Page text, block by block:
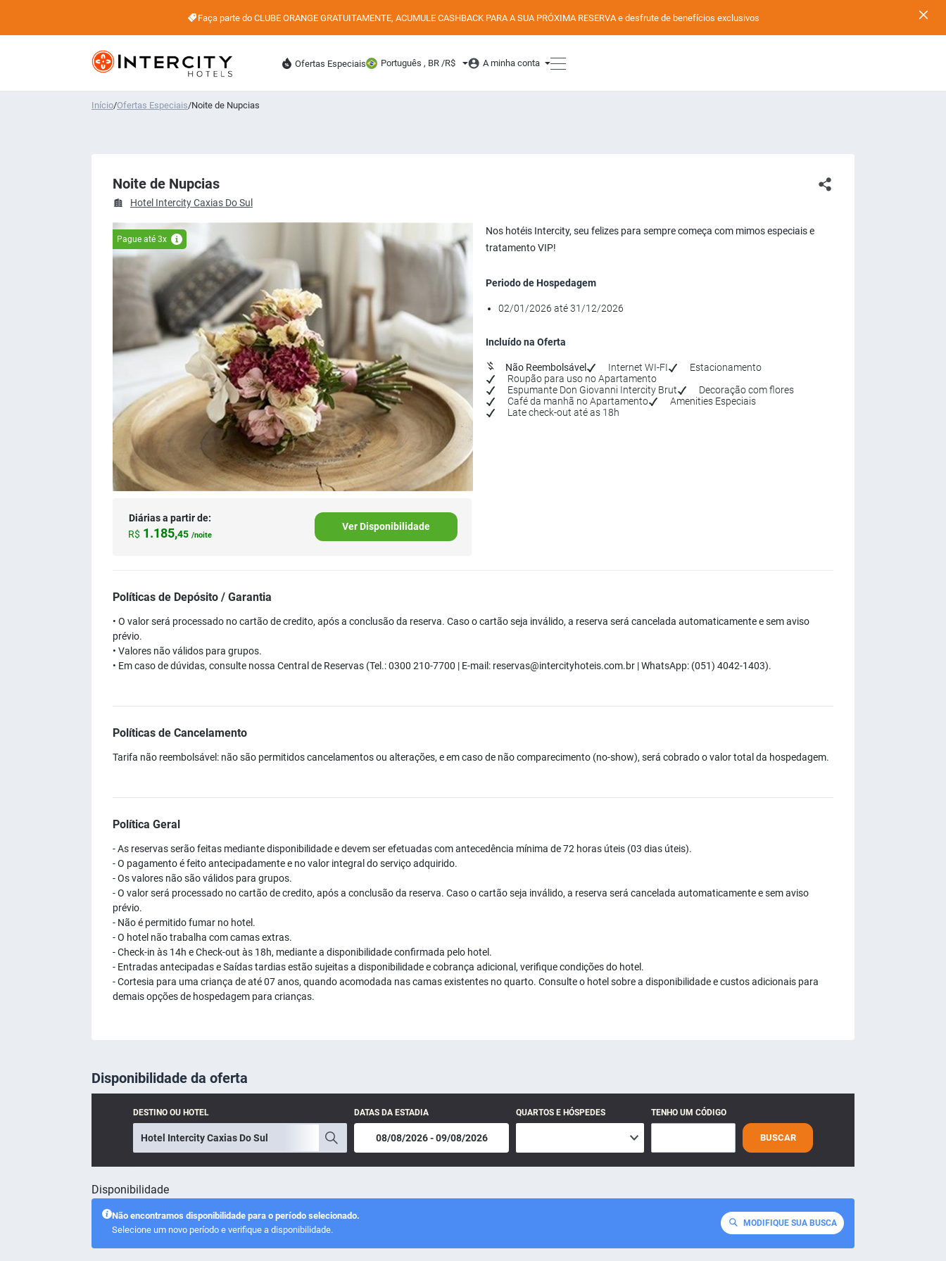
Faça parte do CLUBE ORANGE GRATUITAMENTE, ACUMULE CASHBACK PARA A SUA PRÓXIMA RESERVA e desfrute de benefícios exclusivos
Ofertas Especiais Português , BR /R$ A minha conta
Início/Ofertas Especiais/Noite de Nupcias
Noite de Nupcias
Hotel Intercity Caxias Do Sul
Pague até 3x
Diárias a partir de:
R$ 1.185,45 /noite
Ver Disponibilidade
Nos hotéis Intercity, seu felizes para sempre começa com mimos especiais e
tratamento VIP!
Periodo de Hospedagem
02/01/2026 até 31/12/2026
Incluído na Oferta
Não Reembolsável Internet WI-FI
Estacionamento
Roupão para uso no Apartamento
Espumante Don Giovanni Intercity Brut
Decoração com flores
Café da manhã no Apartamento
Amenities Especiais
Late check-out até as 18h
Políticas de Depósito / Garantia
• O valor será processado no cartão de credito, após a conclusão da reserva. Caso o cartão seja inválido, a reserva será cancelada automaticamente e sem aviso
prévio.
• Valores não válidos para grupos.
• Em caso de dúvidas, consulte nossa Central de Reservas (Tel.: 0300 210-7700 | E-mail: reservas@intercityhoteis.com.br | WhatsApp: (051) 4042-1403).
Políticas de Cancelamento
Tarifa não reembolsável: não são permitidos cancelamentos ou alterações, e em caso de não comparecimento (no-show), será cobrado o valor total da hospedagem.
Política Geral
- As reservas serão feitas mediante disponibilidade e devem ser efetuadas com antecedência mínima de 72 horas úteis (03 dias úteis).
- O pagamento é feito antecipadamente e no valor integral do serviço adquirido.
- Os valores não são válidos para grupos.
- O valor será processado no cartão de credito, após a conclusão da reserva. Caso o cartão seja inválido, a reserva será cancelada automaticamente e sem aviso
prévio.
- Não é permitido fumar no hotel.
- O hotel não trabalha com camas extras.
- Check-in às 14h e Check-out às 18h, mediante a disponibilidade confirmada pelo hotel.
- Entradas antecipadas e Saídas tardias estão sujeitas a disponibilidade e cobrança adicional, verifique condições do hotel.
- Cortesia para uma criança de até 07 anos, quando acomodada nas camas existentes no quarto. Consulte o hotel sobre a disponibilidade e custos adicionais para
demais opções de hospedagem para crianças.
Disponibilidade da oferta
DESTINO OU HOTEL DATAS DA ESTADIA QUARTOS E HÓSPEDES TENHO UM CÓDIGO
BUSCAR
Disponibilidade
Não encontramos disponibilidade para o período selecionado.
Selecione um novo período e verifique a disponibilidade.
MODIFIQUE SUA BUSCA